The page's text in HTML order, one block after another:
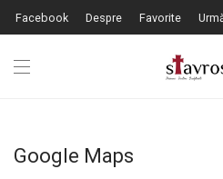
Facebook Despre Favorite
Google Maps